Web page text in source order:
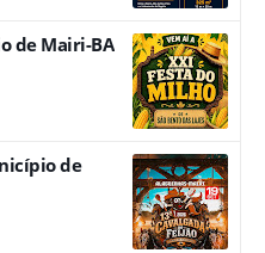
de Mairi-BA
de